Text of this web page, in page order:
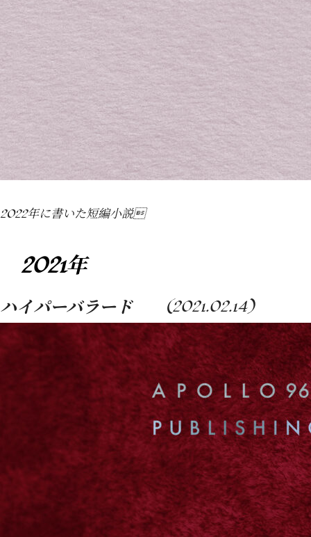
2022年に書いた短編小説
2021年
ハイパーバラード (2021.02.14)